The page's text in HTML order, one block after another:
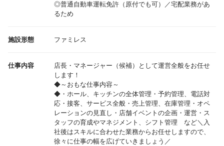
◎普通自動車運転免許（原付でも可）／宅配業務があ
るため
施設形態 ファミレス
仕事内容
店長・マネージャー（候補）として運営全般をお任せ
します！
◆～おもな仕事内容～
◆・ホール、キッチンの全体管理・予約管理、電話対
応・接客、サービス全般・売上管理、在庫管理・オペ
レーションの見直し・店舗イベントの企画・運営・ス
タッフの育成やマネジメント、シフト管理 など＼入
社後はスキルに合わせた業務からお任せしますので、
徐々に仕事の幅を広げていきましょう／